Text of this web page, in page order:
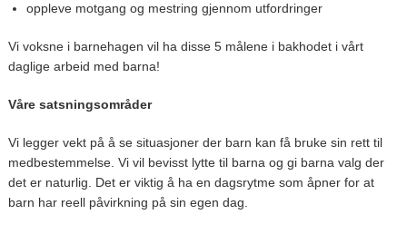
oppleve motgang og mestring gjennom utfordringer
Vi voksne i barnehagen vil ha disse 5 målene i bakhodet i vårt
daglige arbeid med barna!
Våre satsningsområder
Vi legger vekt på å se situasjoner der barn kan få bruke sin rett til
medbestemmelse. Vi vil bevisst lytte til barna og gi barna valg der
det er naturlig. Det er viktig å ha en dagsrytme som åpner for at
barn har reell påvirkning på sin egen dag.